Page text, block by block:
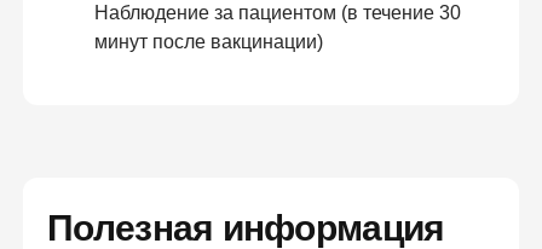
Наблюдение за пациентом (в течение 30
минут после вакцинации)
Полезная информация